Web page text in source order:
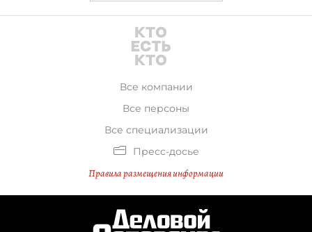
Все компании
Все персоны
Все специализации
Пресс-досье
Правила размещения информации